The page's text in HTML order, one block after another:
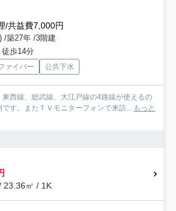
/共益費7,000円
/築27年 /3階建
歩14分
ァイバー 公共下水
西線、総武線、大江戸線の4路線が使えるの
す。またＴＶモニターフォンで来訪...
もっと
23.36㎡ / 1K